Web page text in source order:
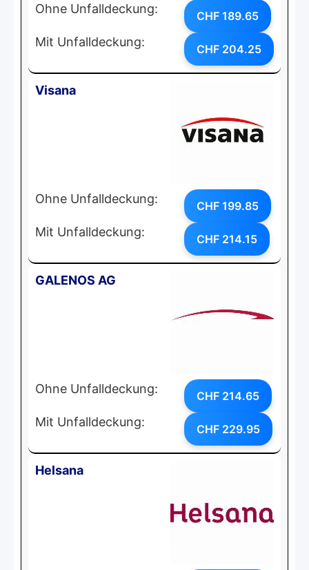
Ohne Unfalldeckung: CHF 189.65
Mit Unfalldeckung: CHF 204.25
Visana
Ohne Unfalldeckung: CHF 199.85
Mit Unfalldeckung: CHF 214.15
GALENOS AG
Ohne Unfalldeckung: CHF 214.65
Mit Unfalldeckung: CHF 229.95
Helsana